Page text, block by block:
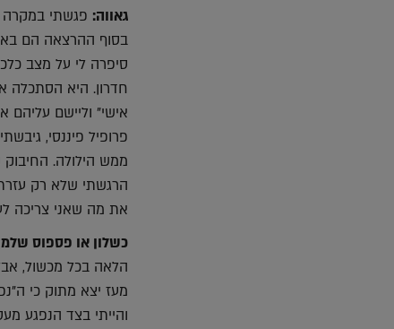
גאווה:
בסוף ההרצאה הם
סיפרה לי על מצב
חדרון. היא הסתכלה
אישי" וליישם
פרופיל פיננסי,
ממש הילולה.
הרגשתי שלא רק
את מה שאני צריכה
כשלון או פספוס
הלאה בכל מכשול,
מעז יצא מתוק כי
והייתי בצד הנפגע